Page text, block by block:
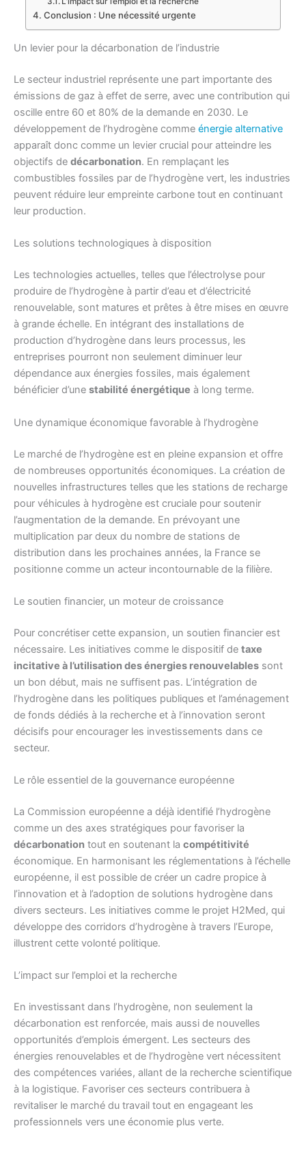
Conclusion : Une nécessité urgente
Un levier pour la décarbonation de l’industrie
Le secteur industriel représente une part importante des
émissions de gaz à effet de serre, avec une contribution qui
oscille entre 60 et 80% de la demande en 2030. Le
développement de l’hydrogène comme énergie alternative
apparaît donc comme un levier crucial pour atteindre les
objectifs de décarbonation. En remplaçant les
combustibles fossiles par de l’hydrogène vert, les industries
peuvent réduire leur empreinte carbone tout en continuant
leur production.
Les solutions technologiques à disposition
Les technologies actuelles, telles que l’électrolyse pour
produire de l’hydrogène à partir d’eau et d’électricité
renouvelable, sont matures et prêtes à être mises en œuvre
à grande échelle. En intégrant des installations de
production d’hydrogène dans leurs processus, les
entreprises pourront non seulement diminuer leur
dépendance aux énergies fossiles, mais également
bénéficier d’une stabilité énergétique à long terme.
Une dynamique économique favorable à l’hydrogène
Le marché de l’hydrogène est en pleine expansion et offre
de nombreuses opportunités économiques. La création de
nouvelles infrastructures telles que les stations de recharge
pour véhicules à hydrogène est cruciale pour soutenir
l’augmentation de la demande. En prévoyant une
multiplication par deux du nombre de stations de
distribution dans les prochaines années, la France se
positionne comme un acteur incontournable de la filière.
Le soutien financier, un moteur de croissance
Pour concrétiser cette expansion, un soutien financier est
nécessaire. Les initiatives comme le dispositif de taxe
incitative à l’utilisation des énergies renouvelables sont
un bon début, mais ne suffisent pas. L’intégration de
l’hydrogène dans les politiques publiques et l’aménagement
de fonds dédiés à la recherche et à l’innovation seront
décisifs pour encourager les investissements dans ce
secteur.
Le rôle essentiel de la gouvernance européenne
La Commission européenne a déjà identifié l’hydrogène
comme un des axes stratégiques pour favoriser la
décarbonation tout en soutenant la compétitivité
économique. En harmonisant les réglementations à l’échelle
européenne, il est possible de créer un cadre propice à
l’innovation et à l’adoption de solutions hydrogène dans
divers secteurs. Les initiatives comme le projet H2Med, qui
développe des corridors d’hydrogène à travers l’Europe,
illustrent cette volonté politique.
L’impact sur l’emploi et la recherche
En investissant dans l’hydrogène, non seulement la
décarbonation est renforcée, mais aussi de nouvelles
opportunités d’emplois émergent. Les secteurs des
énergies renouvelables et de l’hydrogène vert nécessitent
des compétences variées, allant de la recherche scientifique
à la logistique. Favoriser ces secteurs contribuera à
revitaliser le marché du travail tout en engageant les
professionnels vers une économie plus verte.